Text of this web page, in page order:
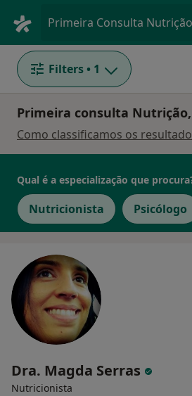
Filters • 1
Primeira consulta
Como classificamos os
Qual é a especialização que
Nutricionista Psicólogo
Dra. Magda Serras
Nutricionista